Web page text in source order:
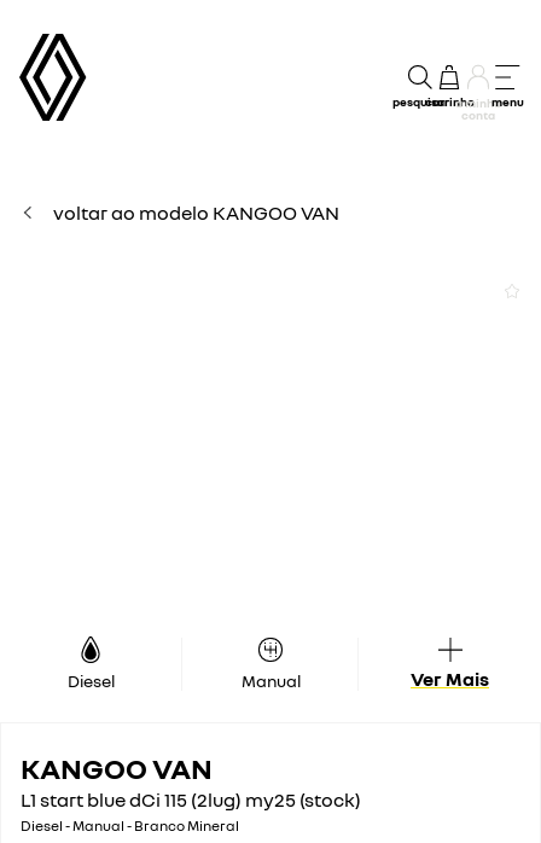
pesquisarcarrinhoa minha
conta
menu
voltar ao modelo KANGOO VAN
Diesel Manual Ver Mais
KANGOO VAN
L1 start blue dCi 115 (2lug) my25 (stock)
Diesel - Manual - Branco Mineral